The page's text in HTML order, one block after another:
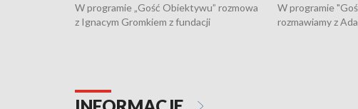
W programie „Gość Obiektywu” rozmowa
z Ignacym Gromkiem z fundacji
W programie
rozmawiamy z